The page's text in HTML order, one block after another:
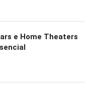
e Home Theaters